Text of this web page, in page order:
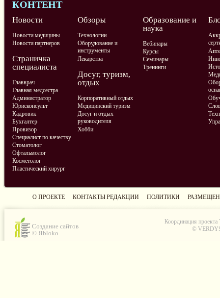
КОНТЕНТ
Новости
Новости медицины
Новости партнеров
Обзоры
Технологии
Оборудование и
инструменты
Лекарства
Образование и
наука
Вебинары
Курсы
Семинары
Тренинги
Страничка
специалиста
Главврач
Главная медсестра
Администратор
Юрисконсульт
Кадровик
Бухгалтер
Провизор
Специалист по качеству
Стоматолог
Офтальмолог
Косметолог
Пластический хирург
Досуг, туризм,
отдых
Корпоративный отдых
Медицинский туризм
Досуг и отдых
руководителя
Хобби
О ПРОЕКТЕ КОНТАКТЫ РЕДАКЦИИ ПОЛИТИКИ
Создание сайтов
© Яbloko
Координация проекта
©